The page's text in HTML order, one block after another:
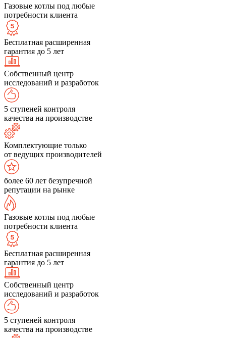
Газовые котлы под любые
потребности клиента
Бесплатная расширенная
гарантия до 5 лет
Собственный центр
исследований и разработок
5 ступеней контроля
качества на производстве
Комплектующие только
от ведущих производителей
более 60 лет безупречной
репутации на рынке
Газовые котлы под любые
потребности клиента
Бесплатная расширенная
гарантия до 5 лет
Собственный центр
исследований и разработок
5 ступеней контроля
качества на производстве